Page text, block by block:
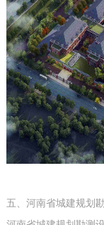
五、河南省城建规划